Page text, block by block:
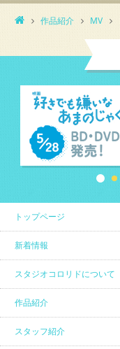
作品紹介 MV
トップページ
新着情報
スタジオコロリドについて
作品紹介
スタッフ紹介